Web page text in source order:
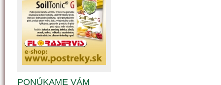
PONÚKAME VÁM